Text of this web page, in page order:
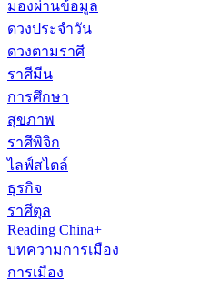
มองผ่านข้อมูล
ดวงประจำวัน
ดวงตามราศี
ราศีมีน
การศึกษา
สุขภาพ
ราศีพิจิก
ไลฟ์สไตล์
ธุรกิจ
ราศีตุล
Reading China+
บทความการเมือง
การเมือง